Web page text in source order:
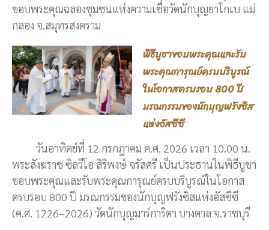
ขอบพระคุณฉลองชุมชนแห่งความเชื่อวัดนักบุญยาโกเบ แม่
กลอง จ.สมุทรสงคราม
พิธีบูชาขอบพระคุณและรับ
พระคุณการุณย์ครบบริบูรณ์
ในโอกาสครบรอบ 800 ปี
มรณกรรมของนักบุญฟรังซิส
แห่งอัสซีซี
วันอาทิตย์ที่ 12 กรกฎาคม ค.ศ. 2026 เวลา 10.00 น.
พระสังฆราช ซิลวีโอ สิริพงษ์ จรัสศรี เป็นประธานในพิธีบูชา
ขอบพระคุณและรับพระคุณการุณย์ครบบริบูรณ์ในโอกาส
ครบรอบ 800 ปี มรณกรรมของนักบุญฟรังซิสแห่งอัสซีซี
(ค.ศ. 1226–2026) วัดนักบุญมาร์การิตา บางตาล จ.ราชบุรี